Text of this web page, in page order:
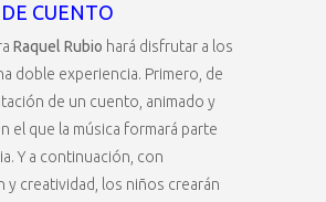
CUENTO
Raquel Rubio hará disfrutar a los
doble experiencia. Primero, de
de un cuento, animado y
el que la música formará parte
Y a continuación, con
y creatividad, los niños crearán